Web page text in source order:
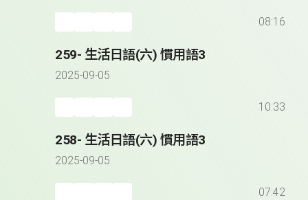
08:16
259- 生活日語(六) 慣用語3
2025-09-05
10:33
258- 生活日語(六) 慣用語3
2025-09-05
07:42